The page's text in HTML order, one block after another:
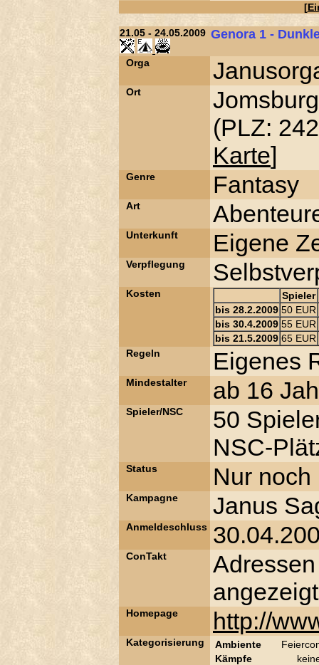
[
21.05 - 24.05.2009 Genora 1 -
Orga
Ort
(PLZ:
Karte]
Genre Fantasy
Art
Unterkunft Eigene
Verpflegung
Kosten
Spieler
bis 28.2.2009 50 EUR
bis 30.4.2009 55 EUR
bis 21.5.2009 65 EUR
Regeln
Eigenes
Mindestalter ab 16
Spieler/NSC
50
NSC-
Status Nur
Kampagne Janus
Anmeldeschluss
ConTakt
angezeigt
Homepage http://
Kategorisierung Ambiente
Kämpfe